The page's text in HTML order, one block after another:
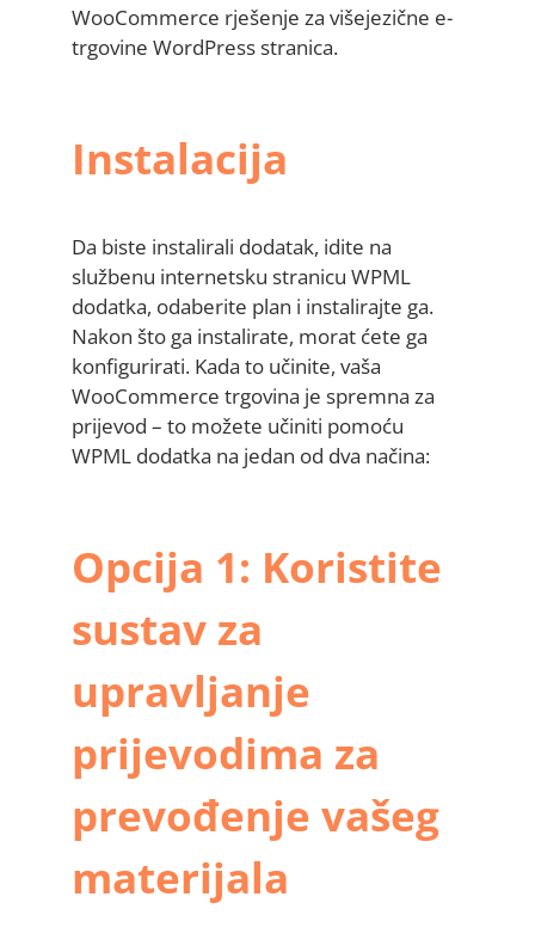
WooCommerce rješenje za višejezične e-
trgovine WordPress stranica.
Instalacija
Da biste instalirali dodatak, idite na
službenu internetsku stranicu WPML
dodatka, odaberite plan i instalirajte ga.
Nakon što ga instalirate, morat ćete ga
konfigurirati. Kada to učinite, vaša
WooCommerce trgovina je spremna za
prijevod – to možete učiniti pomoću
WPML dodatka na jedan od dva načina:
Opcija 1: Koristite
sustav za
upravljanje
prijevodima za
prevođenje vašeg
materijala